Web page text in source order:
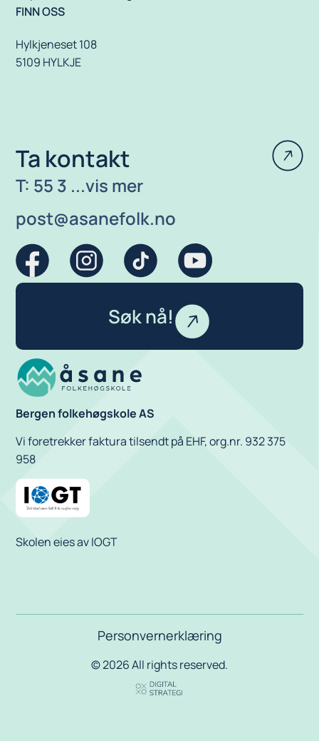
Bergen folkehøgskole AS
Vi foretrekker faktura tilsendt på EHF, org.nr. 932 375
958
Skolen eies av IOGT
FINN OSS
Hylkjeneset 108
5109 HYLKJE
Ta kontakt
T: 55 3 ...vis mer
post@asanefolk.no
Søk nå!
Personvernerklæring
© 2026 All rights reserved.